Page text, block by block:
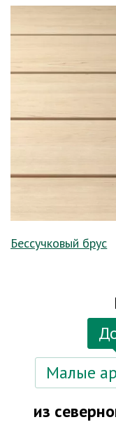
Бессучковый брус
Малые
из